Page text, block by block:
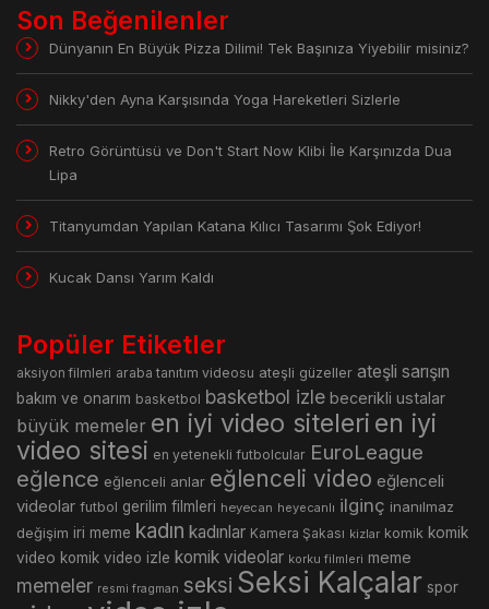
Son Beğenilenler
Dünyanın En Büyük Pizza Dilimi! Tek Başınıza Yiyebilir misiniz?
Nikky'den Ayna Karşısında Yoga Hareketleri Sizlerle
Retro Görüntüsü ve Don't Start Now Klibi İle Karşınızda Dua
Lipa
Titanyumdan Yapılan Katana Kılıcı Tasarımı Şok Ediyor!
Kucak Dansı Yarım Kaldı
Popüler Etiketler
aksiyon filmleri araba tanıtım videosu ateşli güzeller ateşli sarışın
bakım ve onarım basketbol basketbol izle becerikli ustalar
büyük memeler en iyi video siteleri en iyi
video sitesi en yetenekli futbolcular EuroLeague
eğlence eğlenceli anlar eğlenceli video eğlenceli
videolar futbol gerilim filmleri heyecan heyecanlı ilginç inanılmaz
değişim iri meme kadın kadınlar Kamera Şakası kizlar komik komik
video komik video izle komik videolar korku filmleri meme
memeler resmi fragman seksi Seksi Kalçalar spor